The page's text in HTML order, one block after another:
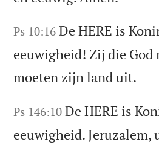
Ps 10:16 De HERE is
eeuwigheid! Zij die God
moeten zijn land uit.
Ps 146:10 De HERE is
eeuwigheid. Jeruzalem,